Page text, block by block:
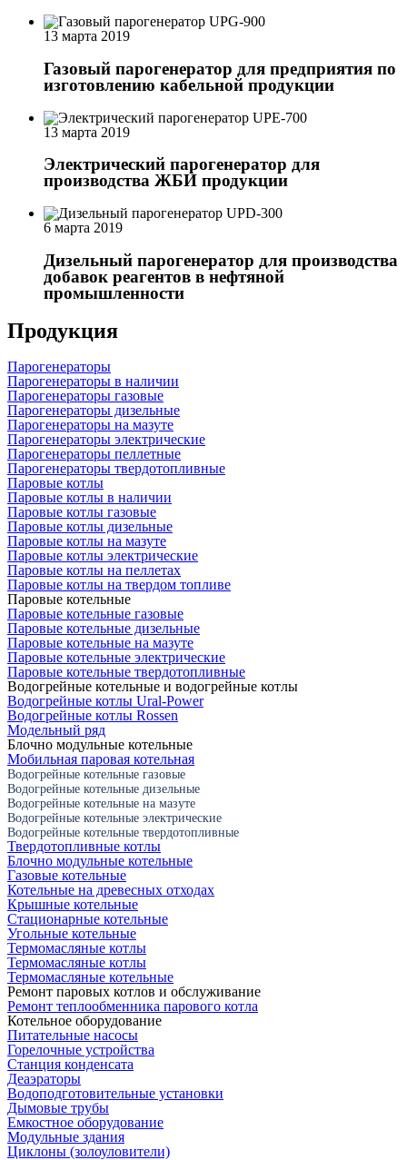
13 марта 2019
Газовый парогенератор для предприятия по
изготовлению кабельной продукции
13 марта 2019
Электрический парогенератор для
производства ЖБИ продукции
6 марта 2019
Дизельный парогенератор для производства
добавок реагентов в нефтяной
промышленности
Продукция
Парогенераторы
Парогенераторы в наличии
Парогенераторы газовые
Парогенераторы дизельные
Парогенераторы на мазуте
Парогенераторы электрические
Парогенераторы пеллетные
Парогенераторы твердотопливные
Паровые котлы
Паровые котлы в наличии
Паровые котлы газовые
Паровые котлы дизельные
Паровые котлы на мазуте
Паровые котлы электрические
Паровые котлы на пеллетах
Паровые котлы на твердом топливе
Паровые котельные
Паровые котельные газовые
Паровые котельные дизельные
Паровые котельные на мазуте
Паровые котельные электрические
Паровые котельные твердотопливные
Водогрейные котельные и водогрейные котлы
Водогрейные котлы Ural-Power
Водогрейные котлы Rossen
Модельный ряд
Блочно модульные котельные
Мобильная паровая котельная
Водогрейные котельные газовые
Водогрейные котельные дизельные
Водогрейные котельные на мазуте
Водогрейные котельные электрические
Водогрейные котельные твердотопливные
Твердотопливные котлы
Блочно модульные котельные
Газовые котельные
Котельные на древесных отходах
Крышные котельные
Стационарные котельные
Угольные котельные
Термомасляные котлы
Термомасляные котлы
Термомасляные котельные
Ремонт паровых котлов и обслуживание
Ремонт теплообменника парового котла
Котельное оборудование
Питательные насосы
Горелочные устройства
Станция конденсата
Деаэраторы
Водоподготовительные установки
Дымовые трубы
Емкостное оборудование
Mодульные здания
Циклоны (золоуловители)